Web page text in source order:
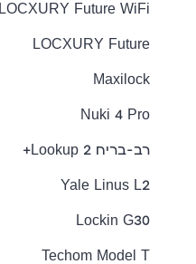
LOCXURY Future WiFi
LOCXURY Future
Maxilock
Nuki 4 Pro
רב-בריח Lookup 2+
Yale Linus L2
Lockin G30
Techom Model T